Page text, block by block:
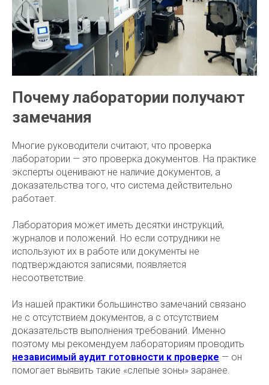
Почему лаборатории получают
замечания
Многие руководители считают, что проверка
лаборатории — это проверка документов. На практике
эксперты оценивают не наличие документов, а
доказательства того, что система действительно
работает.
Лаборатория может иметь десятки инструкций,
журналов и положений. Но если сотрудники не
используют их в работе или документы не
подтверждаются записями, появляется
несоответствие.
Из нашей практики большинство замечаний связано
не с отсутствием документов, а с отсутствием
доказательств выполнения требований. Именно
поэтому мы рекомендуем лабораториям проводить
независимый аудит готовности к проверке — он
помогает выявить такие «слепые зоны» заранее.